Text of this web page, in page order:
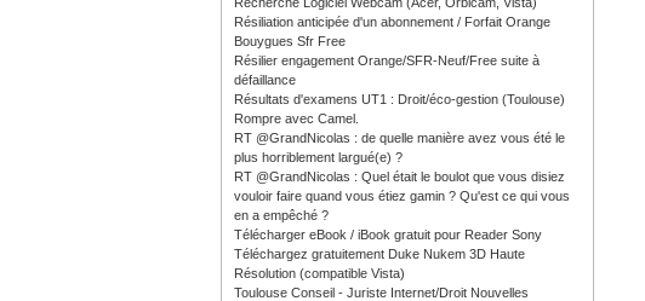
Résiliation anticipée d'un abonnement / Forfait Orange
Bouygues Sfr Free
Résilier engagement Orange/SFR-Neuf/Free suite à
défaillance
Résultats d'examens UT1 : Droit/éco-gestion (Toulouse)
Rompre avec Camel.
RT @GrandNicolas : de quelle manière avez vous été le
plus horriblement largué(e) ?
RT @GrandNicolas : Quel était le boulot que vous disiez
vouloir faire quand vous étiez gamin ? Qu'est ce qui vous
en a empêché ?
Télécharger eBook / iBook gratuit pour Reader Sony
Téléchargez gratuitement Duke Nukem 3D Haute
Résolution (compatible Vista)
Toulouse Conseil - Juriste Internet/Droit Nouvelles